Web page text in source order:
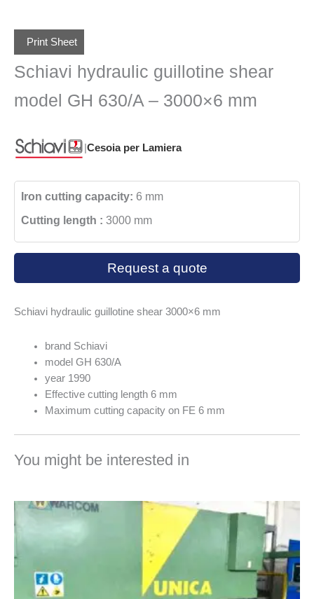
Print Sheet
Schiavi hydraulic guillotine shear
model GH 630/A – 3000×6 mm
Cesoia per Lamiera
Iron cutting capacity: 6 mm
Cutting length : 3000 mm
Request a quote
Schiavi hydraulic guillotine shear 3000×6 mm
brand Schiavi
model GH 630/A
year 1990
Effective cutting length 6 mm
Maximum cutting capacity on FE 6 mm
You might be interested in